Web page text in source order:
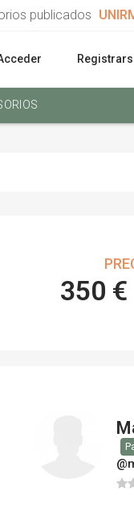
publicados
350 €